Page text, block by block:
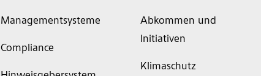
Managementsysteme
Compliance
Abkommen und
Initiativen
Klimaschutz